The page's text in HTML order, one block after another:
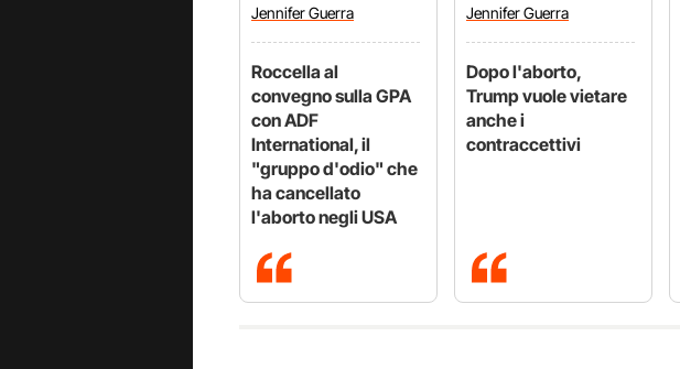
JenniferGuerra
Roccella al
convegno sulla GPA
con ADF
International, il
"gruppo d'odio" che
ha cancellato
l'aborto negli USA
JenniferGuerra
Dopo l'aborto,
Trump vuole vietare
anche i
contraccettivi